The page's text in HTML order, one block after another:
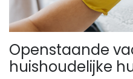
Openstaande
huishoudelijke